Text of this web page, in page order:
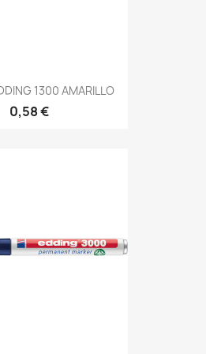
1300 AMARILLO
0,58 €